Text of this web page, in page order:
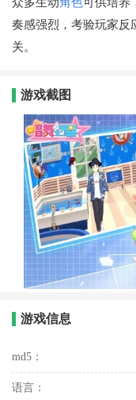
奏感强烈，考验玩家反
关。
游戏截图
游戏信息
md5：
语言：